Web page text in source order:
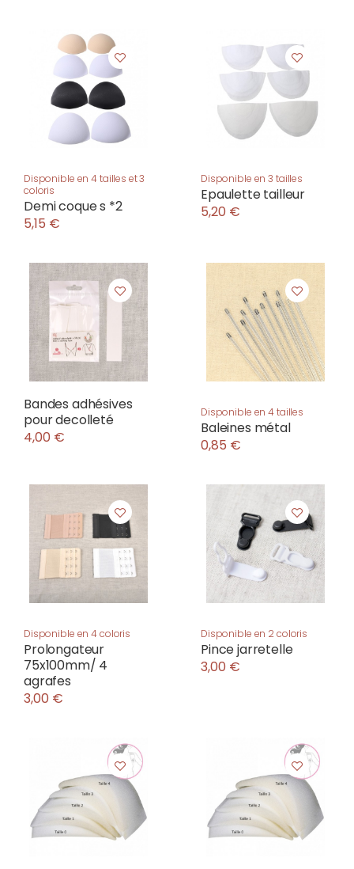
Disponible en 4 tailles et 3
coloris
Demi coque s *2
5,15 €
Disponible en 3 tailles
Epaulette tailleur
5,20 €
Bandes adhésives
pour decolleté
4,00 €
Disponible en 4 tailles
Baleines métal
0,85 €
Disponible en 4 coloris
Prolongateur
75x100mm/ 4
agrafes
3,00 €
Disponible en 2 coloris
Pince jarretelle
3,00 €